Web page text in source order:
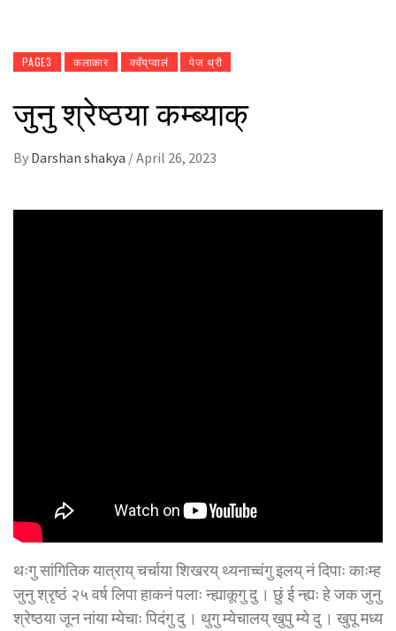
PAGE3 कलाकार क्वँय्‌प्वालं पेज थ्री
जुनु श्रेष्ठया कम्ब्याक्
By Darshan shakya /April 26, 2023
थःगु सांगितिक यात्राय् चर्चाया शिखरय् थ्यनाच्वंगु इलय् नं दिपाः काःम्ह
जुनु श्रृष्ठं २५ वर्ष लिपा हाकनं पलाः न्ह्याकूगु दु । छुं ई न्ह्यः हे जक जुनु
श्रेष्ठया जून नांया म्येचाः पिदंगु दु । थुगु म्येचालय् खुपु म्ये दु । खुपू मध्य